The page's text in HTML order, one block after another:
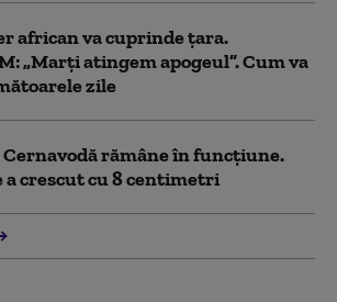
african va cuprinde țara.
„Marți atingem apogeul”. Cum va
zile
Cernavodă rămâne în funcțiune.
a crescut cu 8 centimetri